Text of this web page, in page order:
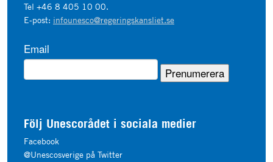
Tel +46 8 405 10 00.
E-post: infounesco@regeringskansliet.se
Email
Följ Unescorådet i sociala medier
Facebook
@Unescosverige på Twitter